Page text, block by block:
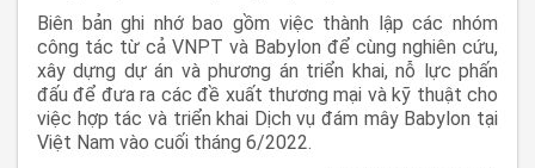
Biên bản ghi nhớ bao gồm việc thành lập các nhóm
công tác từ cả VNPT và Babylon để cùng nghiên cứu,
xây dựng dự án và phương án triển khai, nỗ lực phấn
đấu để đưa ra các đề xuất thương mại và kỹ thuật cho
việc hợp tác và triển khai Dịch vụ đám mây Babylon tại
Việt Nam vào cuối tháng 6/2022.